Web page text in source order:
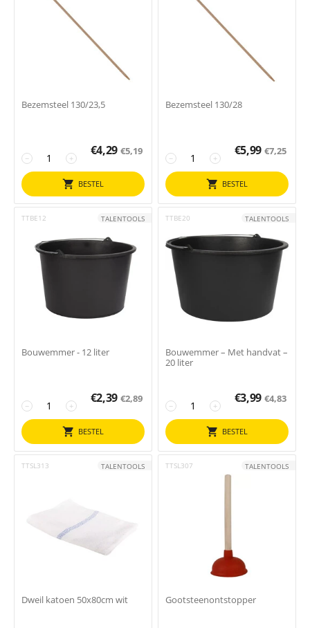
Bezemsteel 130/23,5
+
−
€4,29 €5,19
BESTEL
Bezemsteel 130/28
+
−
€5,99 €7,25
BESTEL
TTBE12 TALENTOOLS
Bouwemmer - 12 liter
+
−
€2,39 €2,89
BESTEL
TTBE20 TALENTOOLS
Bouwemmer – Met handvat –
20 liter
+
−
€3,99 €4,83
BESTEL
TTSL313 TALENTOOLS
Dweil katoen 50x80cm wit
TTSL307 TALENTOOLS
Gootsteenontstopper